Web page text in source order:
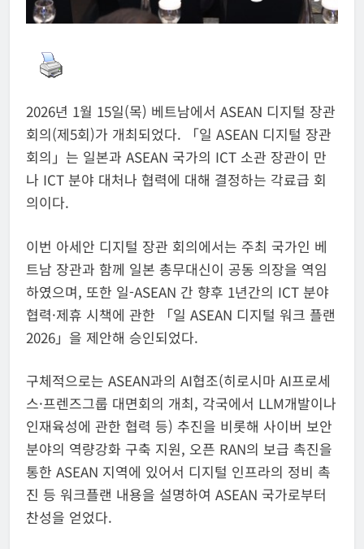
2026년 1월 15일(목) 베트남에서 ASEAN 디지털 장관
회의(제5회)가 개최되었다. 「일 ASEAN 디지털 장관
회의」는 일본과 ASEAN 국가의 ICT 소관 장관이 만
나 ICT 분야 대처나 협력에 대해 결정하는 각료급 회
의이다.
이번 아세안 디지털 장관 회의에서는 주최 국가인 베
트남 장관과 함께 일본 총무대신이 공동 의장을 역임
하였으며, 또한 일-ASEAN 간 향후 1년간의 ICT 분야
협력·제휴 시책에 관한 「일 ASEAN 디지털 워크 플랜
2026」을 제안해 승인되었다.
구체적으로는 ASEAN과의 AI협조(히로시마 AI프로세
스·프렌즈그룹 대면회의 개최, 각국에서 LLM개발이나
인재육성에 관한 협력 등) 추진을 비롯해 사이버 보안
분야의 역량강화 구축 지원, 오픈 RAN의 보급 촉진을
통한 ASEAN 지역에 있어서 디지털 인프라의 정비 촉
진 등 워크플랜 내용을 설명하여 ASEAN 국가로부터
찬성을 얻었다.